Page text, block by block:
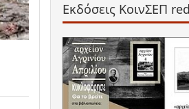
Εκδόσεις ΚοινΣΕΠ